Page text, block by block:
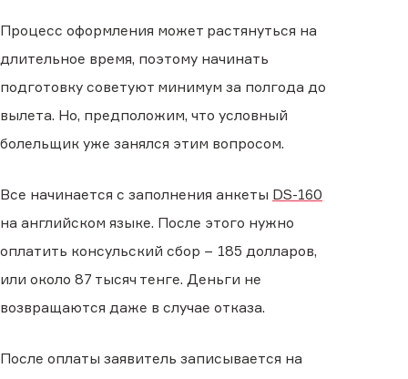
Процесс оформления может растянуться на
длительное время, поэтому начинать
подготовку советуют минимум за полгода до
вылета. Но, предположим, что условный
болельщик уже занялся этим вопросом.
Все начинается с заполнения анкеты DS-160
на английском языке. После этого нужно
оплатить консульский сбор − 185 долларов,
или около 87 тысяч тенге. Деньги не
возвращаются даже в случае отказа.
После оплаты заявитель записывается на